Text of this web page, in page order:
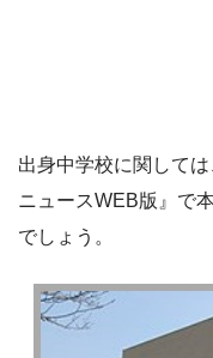
出身中学校に関して
ニュースWEB版』で
でしょう。